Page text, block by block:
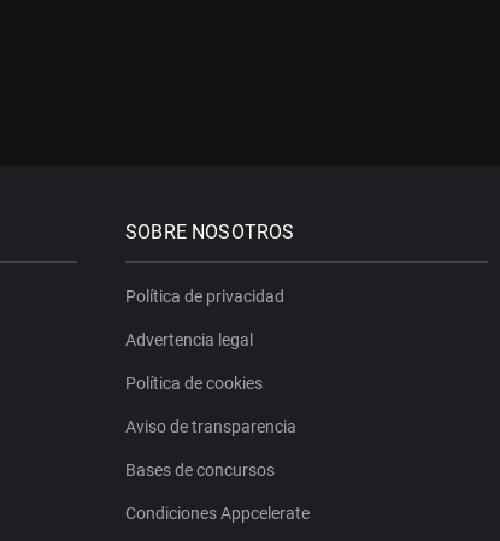
SOBRE NOSOTROS
Política de privacidad
Advertencia legal
Política de cookies
Aviso de transparencia
Bases de concursos
Condiciones Appcelerate